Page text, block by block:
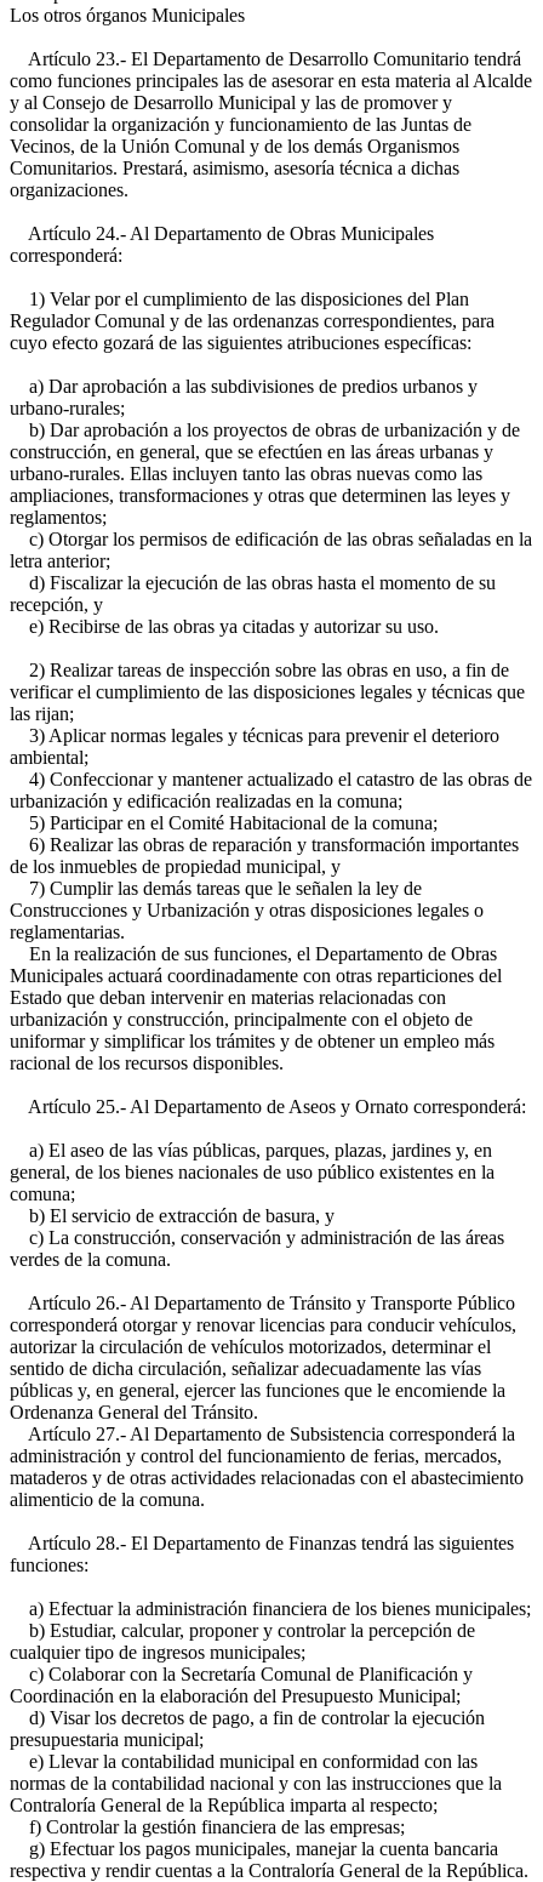
Los otros órganos Municipales
Artículo 23.- El Departamento de Desarrollo Comunitario tendrá
como funciones principales las de asesorar en esta materia al Alcalde
y al Consejo de Desarrollo Municipal y las de promover y
consolidar la organización y funcionamiento de las Juntas de
Vecinos, de la Unión Comunal y de los demás Organismos
Comunitarios. Prestará, asimismo, asesoría técnica a dichas
organizaciones.
Artículo 24.- Al Departamento de Obras Municipales
corresponderá:
1) Velar por el cumplimiento de las disposiciones del Plan
Regulador Comunal y de las ordenanzas correspondientes, para
cuyo efecto gozará de las siguientes atribuciones específicas:
a) Dar aprobación a las subdivisiones de predios urbanos y
urbano-rurales;
b) Dar aprobación a los proyectos de obras de urbanización y de
construcción, en general, que se efectúen en las áreas urbanas y
urbano-rurales. Ellas incluyen tanto las obras nuevas como las
ampliaciones, transformaciones y otras que determinen las leyes y
reglamentos;
c) Otorgar los permisos de edificación de las obras señaladas en la
letra anterior;
d) Fiscalizar la ejecución de las obras hasta el momento de su
recepción, y
e) Recibirse de las obras ya citadas y autorizar su uso.
2) Realizar tareas de inspección sobre las obras en uso, a fin de
verificar el cumplimiento de las disposiciones legales y técnicas que
las rijan;
3) Aplicar normas legales y técnicas para prevenir el deterioro
ambiental;
4) Confeccionar y mantener actualizado el catastro de las obras de
urbanización y edificación realizadas en la comuna;
5) Participar en el Comité Habitacional de la comuna;
6) Realizar las obras de reparación y transformación importantes
de los inmuebles de propiedad municipal, y
7) Cumplir las demás tareas que le señalen la ley de
Construcciones y Urbanización y otras disposiciones legales o
reglamentarias.
En la realización de sus funciones, el Departamento de Obras
Municipales actuará coordinadamente con otras reparticiones del
Estado que deban intervenir en materias relacionadas con
urbanización y construcción, principalmente con el objeto de
uniformar y simplificar los trámites y de obtener un empleo más
racional de los recursos disponibles.
Artículo 25.- Al Departamento de Aseos y Ornato corresponderá:
a) El aseo de las vías públicas, parques, plazas, jardines y, en
general, de los bienes nacionales de uso público existentes en la
comuna;
b) El servicio de extracción de basura, y
c) La construcción, conservación y administración de las áreas
verdes de la comuna.
Artículo 26.- Al Departamento de Tránsito y Transporte Público
corresponderá otorgar y renovar licencias para conducir vehículos,
autorizar la circulación de vehículos motorizados, determinar el
sentido de dicha circulación, señalizar adecuadamente las vías
públicas y, en general, ejercer las funciones que le encomiende la
Ordenanza General del Tránsito.
Artículo 27.- Al Departamento de Subsistencia corresponderá la
administración y control del funcionamiento de ferias, mercados,
mataderos y de otras actividades relacionadas con el abastecimiento
alimenticio de la comuna.
Artículo 28.- El Departamento de Finanzas tendrá las siguientes
funciones:
a) Efectuar la administración financiera de los bienes municipales;
b) Estudiar, calcular, proponer y controlar la percepción de
cualquier tipo de ingresos municipales;
c) Colaborar con la Secretaría Comunal de Planificación y
Coordinación en la elaboración del Presupuesto Municipal;
d) Visar los decretos de pago, a fin de controlar la ejecución
presupuestaria municipal;
e) Llevar la contabilidad municipal en conformidad con las
normas de la contabilidad nacional y con las instrucciones que la
Contraloría General de la República imparta al respecto;
f) Controlar la gestión financiera de las empresas;
g) Efectuar los pagos municipales, manejar la cuenta bancaria
respectiva y rendir cuentas a la Contraloría General de la República.